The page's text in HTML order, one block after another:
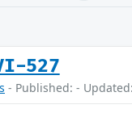
527
- Published: - Updated: